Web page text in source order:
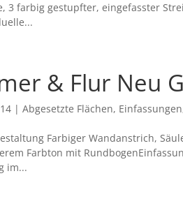
3 farbig gestupfter, eingefasster
& Flur Neu
|Abgesetzte Flächen, Einfassungen
Farbiger Wandanstrich,
Farbton mit
im...